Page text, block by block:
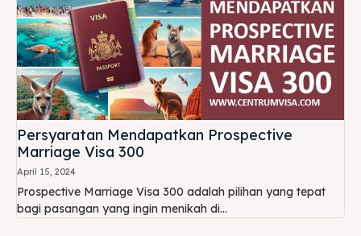
Persyaratan Mendapatkan Prospective
Marriage Visa 300
April 15, 2024
Prospective Marriage Visa 300 adalah pilihan yang tepat
bagi pasangan yang ingin menikah di...